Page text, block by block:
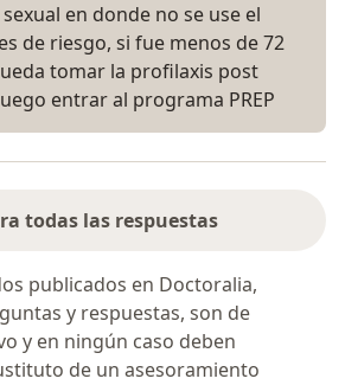
en donde no se use el
de riesgo, si fue menos de 72
tomar la profilaxis post
entrar al programa PREP
todas las respuestas
publicados en Doctoralia,
y respuestas, son de
y en ningún caso deben
de un asesoramiento